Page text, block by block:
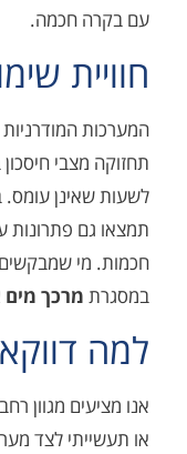
שימוש
מציעות
חיסכון במים ובמלח
עומס. בקטגוריית
עם ניטור
שמבקשים מינימום
מים אוטומטי
אצלנו
מגוון רחב שלמרככי
לצד מערכי סינון